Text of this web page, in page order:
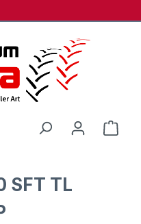
SFT TL